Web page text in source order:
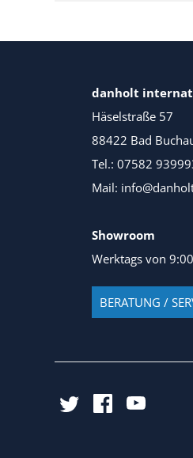
danholt
Häselstraße 57
88422 Bad
Tel.: 07582
Mail:
Showroom
Werktags von
BERATUNG /